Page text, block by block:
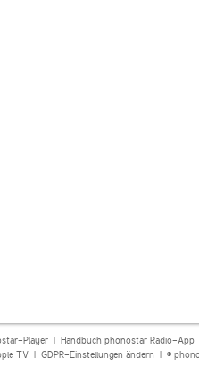
Player| Handbuch phonostar Radio-App
TV| GDPR-Einstellungen ändern | ©